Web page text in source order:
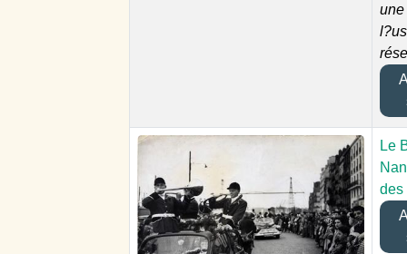
une
Le
des